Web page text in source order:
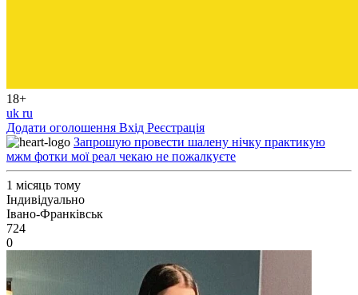
18+
uk ru
Додати оголошення Вхід Реєстрація
Запрошую провести шалену нічку практикую
мжм фотки мої реал чекаю не пожалкуєте
1 місяць тому
Індивідуально
Івано-Франківськ
724
0